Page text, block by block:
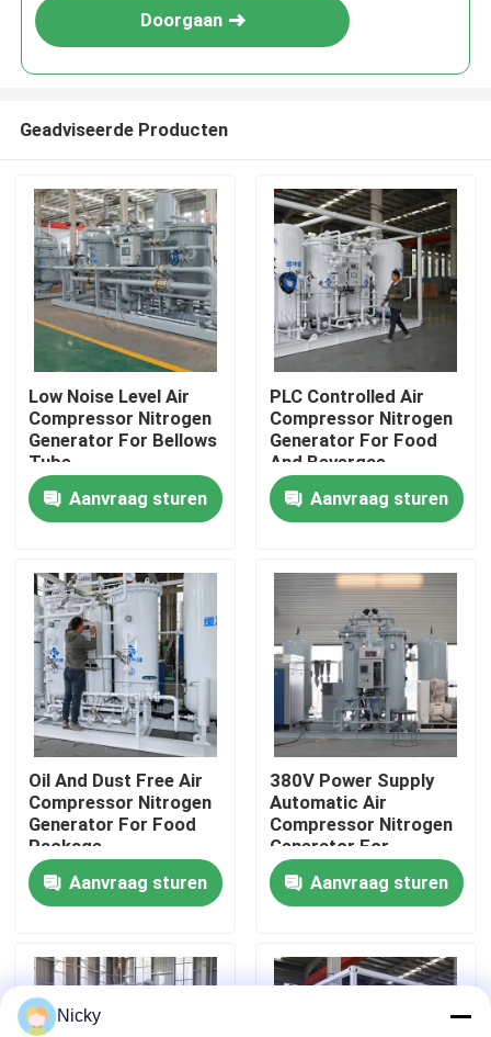
Thuis
Producten
Fabriekstocht
Kwaliteitscontrole
Neem contact met ons op
Nieuws
Vraag een offerte
PSA stikstofgasgeneratoren
De Generator van de hoge Zuiverheidsstikstof
Doorgaan
Geadviseerde Producten
Low Noise Level Air
Compressor Nitrogen
Generator For Bellows
Tube
Aanvraag sturen
PLC Controlled Air
Compressor Nitrogen
Generator For Food
And Bevergae
Aanvraag sturen
Oil And Dust Free Air
Compressor Nitrogen
Generator For Food
Package
Aanvraag sturen
380V Power Supply
Automatic Air
Compressor Nitrogen
Generator For
Beverage Filling
Aanvraag sturen
Nicky